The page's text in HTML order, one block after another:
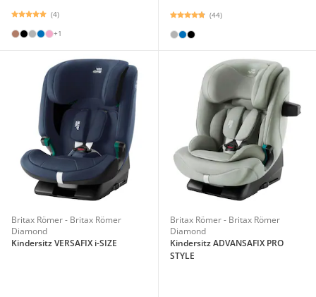
(4)
+1
(44)
Britax Römer - Britax Römer
Diamond
Kindersitz VERSAFIX i-SIZE
Britax Römer - Britax Römer
Diamond
Kindersitz ADVANSAFIX PRO
STYLE